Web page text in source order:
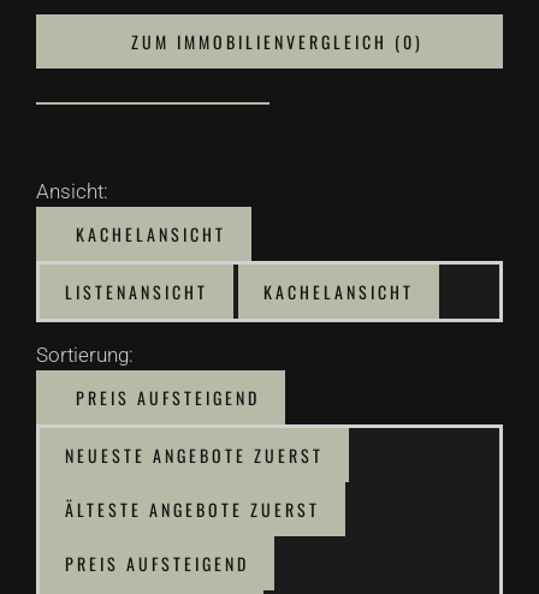
ZUM IMMOBILIENVERGLEICH (0)
Ansicht:
KACHELANSICHT
LISTENANSICHT KACHELANSICHT
Sortierung:
PREIS AUFSTEIGEND
NEUESTE ANGEBOTE ZUERST
ÄLTESTE ANGEBOTE ZUERST
PREIS AUFSTEIGEND